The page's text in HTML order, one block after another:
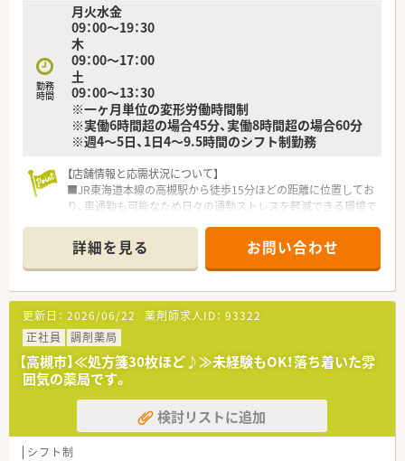
勤務
時間
月火水金
09：00～19：30
木
09：00～17：00
土
09：00～13：30
※一ヶ月単位の変形労働時間制
※実働6時間超の場合45分、実働8時間超の場合60分
※週4～5日、1日4～9.5時間のシフト制勤務
【店舗情報と応需状況について】
■JR東海道本線の高槻駅から徒歩15分ほどの距離に位置してお
り、車通勤も可能なため日々の通勤ストレスを軽減できる環境で
■門前の耳鼻咽喉科クリニックより処方箋をメインに応需して
おり、1日あたりの平均枚数は80枚ほどで推移している店舗で
す。
■薬剤師は常勤2名とパート2名の計4名が在籍し、常時2名から3
名体制を維持しつつ事務2名と共に業務にあたっています。
【法人特徴について】
■2001年の創業以来、高槻や豊中といった北摂の人気エリアを
中心に調剤薬局を6店舗展開し、安定した経営基盤を築いていま
す。
■社長は製薬会社の出身で医薬品への造詣が深く、現場第一の考
えのもとで各店舗の働きやすい環境作りに注力されている企業
です。
■どの店舗も門前の医院との関係が非常に良好であり、疑義照会
詳細を見る お問い合わせ
更新日： 2026/06/22 薬剤師求人ID： 93322
正社員
調剤薬局
【高槻市】≪処方箋30枚ほど♪≫未経験もOK！落ち着いた雰
囲気の薬局です。
検討リストに追加
シフト制